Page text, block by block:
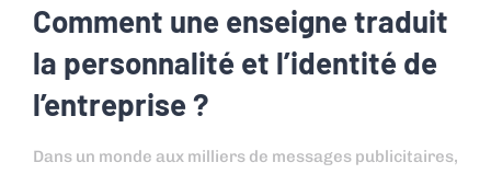
Comment une enseigne traduit
la personnalité et l’identité de
l’entreprise ?
Dans un monde aux milliers de messages publicitaires,